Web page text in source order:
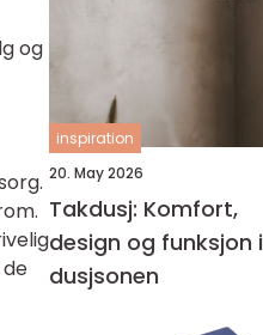
og
inspiration
20. May 2026
Takdusj: Komfort,
design og funksjon i
dusjsonen